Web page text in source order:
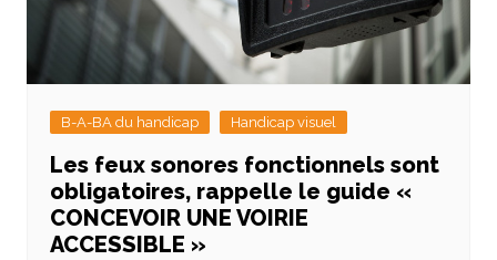
B-A-BA du handicap Handicap visuel
Les feux sonores fonctionnels sont
obligatoires, rappelle le guide «
CONCEVOIR UNE VOIRIE
ACCESSIBLE »